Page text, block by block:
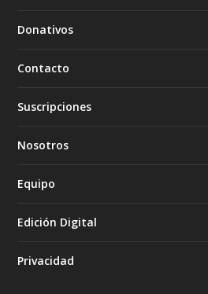
Donativos
Contacto
Suscripciones
Nosotros
Equipo
Edición Digital
Privacidad